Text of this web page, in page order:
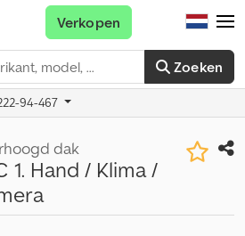
Zoeken
Verkopen
94-467
dak
1. Hand / Klima /